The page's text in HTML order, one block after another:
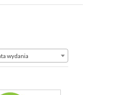
wydania
wydania